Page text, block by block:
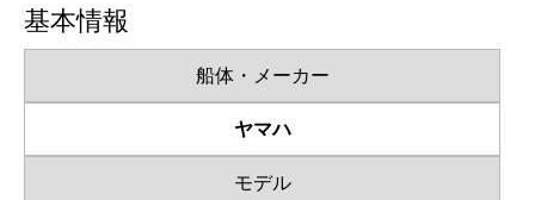
基本情報
船体・メーカー
ヤマハ
モデル